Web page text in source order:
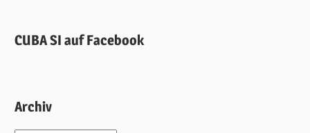
CUBA SI auf Facebook
Archiv